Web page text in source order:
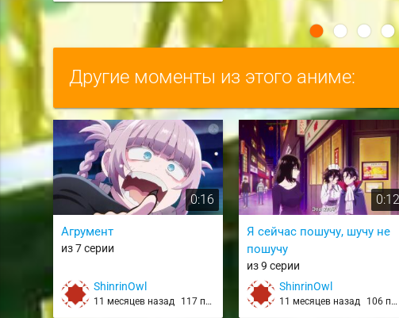
Другие моменты из этого аниме:
0:16
Агрумент
из 7 серии
ShinrinOwl
11 месяцев назад 117 просмотров
0:12
Я сейчас пошучу, шучу не
пошучу
из 9 серии
ShinrinOwl
11 месяцев назад 106 просмотров